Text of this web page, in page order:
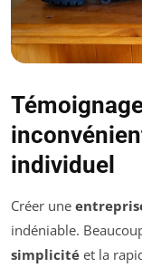
individuel
Créer une
indéniable.
simplicité et la